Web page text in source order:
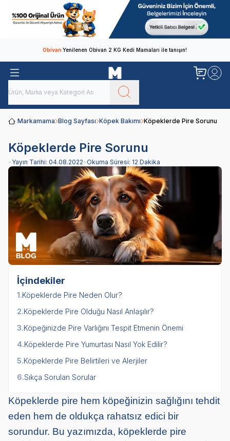
ObivanYenilenen Obivan 2 KG Kedi Mamaları ile tanışın!
Markamama Blog Sayfası Köpek Bakımı Köpeklerde Pire Sorunu
Köpeklerde Pire Sorunu
• Yayın Tarihi: 04.08.2022•Okuma Süresi: 12 Dakika
İçindekiler
1.Köpeklerde Pire Neden Olur?
2.Köpeklerde Pire Olduğu Nasıl Anlaşılır?
3.Köpeğinizde Pire Varlığını Tespit Etmenin Önemi
4.Köpeklerde Pire Yumurtası Nasıl Yok Edilir?
5.Köpeklerde Pire Belirtileri ve Alerjiler
6.Sıkça Sorulan Sorular
Köpeklerde pire hem köpeğinizin sağlığını tehdit
eden hem de oldukça rahatsız edici bir
sorundur. Bu yazımızda, köpeklerde pire